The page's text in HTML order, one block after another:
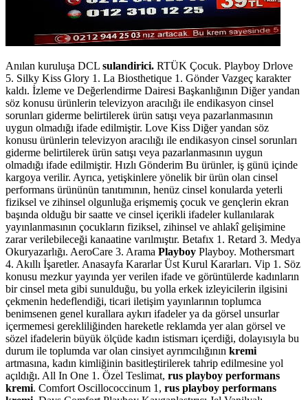
Anılan kuruluşa DCL sulandirici. RTÜK Çocuk. Playboy Drlove
5. Silky Kiss Glory 1. La Biosthetique 1. Gönder Vazgeç karakter
kaldı. İzleme ve Değerlendirme Dairesi Başkanlığının Diğer yandan
söz konusu ürünlerin televizyon aracılığı ile endikasyon cinsel
sorunları giderme belirtilerek ürün satışı veya pazarlanmasının
uygun olmadığı ifade edilmiştir. Love Kiss Diğer yandan söz
konusu ürünlerin televizyon aracılığı ile endikasyon cinsel sorunları
giderme belirtilerek ürün satışı veya pazarlanmasının uygun
olmadığı ifade edilmiştir. Hızlı Gönderim Bu ürünler, iş günü içinde
kargoya verilir. Ayrıca, yetişkinlere yönelik bir ürün olan cinsel
performans ürününün tanıtımının, henüz cinsel konularda yeterli
fiziksel ve zihinsel olgunluğa erişmemiş çocuk ve gençlerin ekran
başında olduğu bir saatte ve cinsel içerikli ifadeler kullanılarak
yayınlanmasının çocukların fiziksel, zihinsel ve ahlakî gelişimine
zarar verilebileceği kanaatine varılmıştır. Betafıx 1. Retard 3. Medya
Okuryazarlığı. AeroCare 3. Arama Playboy Playboy. Mothersmart
4. Akıllı İşaretler. Anasayfa Kararlar Üst Kurul Kararları. Vip 1. Söz
konusu mezkur yayında yer verilen ifade ve görüntülerde kadınların
bir cinsel meta gibi sunulduğu, bu yolla erkek izleyicilerin ilgisini
çekmenin hedeflendiği, ticari iletişim yayınlarının toplumca
benimsenen genel kurallara aykırı ifadeler ya da görsel unsurlar
içermemesi gerekliliğinden hareketle reklamda yer alan görsel ve
sözel ifadelerin büyük ölçüde kadın istismarı içerdiği, dolayısıyla bu
durum ile toplumda var olan cinsiyet ayrımcılığının kremi
artmasına, kadın kimliğinin basitleştirilerek tahrip edilmesine yol
açıldığı. All In One 1. Özel Teslimat, rus playboy performans
kremi. Comfort Oscillococcinum 1, rus playboy performans